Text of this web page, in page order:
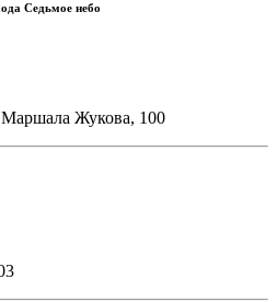
Маршала Жукова, 100
Седьмое небо